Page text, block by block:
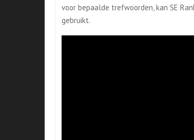
voor bepaalde trefwoorden, kan SE
gebruikt.